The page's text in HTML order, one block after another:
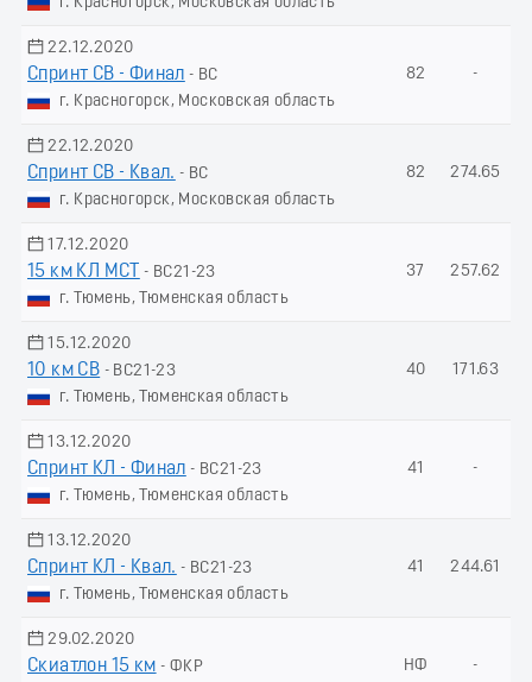
22.12.2020
Спринт СВ - Финал - ВС
г. Красногорск, Московская область
82 -
22.12.2020
Спринт СВ - Квал. - ВС
г. Красногорск, Московская область
82 274.65
17.12.2020
15 км КЛ МСТ
- ВС21-23
г. Тюмень, Тюменская область
37 257.62
15.12.2020
10 км СВ - ВС21-23
г. Тюмень, Тюменская область
40 171.63
13.12.2020
Спринт КЛ - Финал - ВС21-23
г. Тюмень, Тюменская область
41 -
13.12.2020
Спринт КЛ - Квал. - ВС21-23
г. Тюмень, Тюменская область
41 244.61
29.02.2020
Скиатлон 15 км - ФКР
НФ -